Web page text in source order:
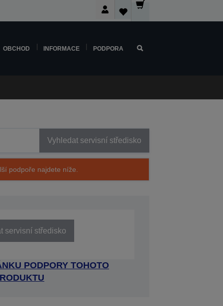
OBCHOD INFORMACE PODPORA
Vyhledat servisní středisko
podpoře najdete níže.
servisní středisko
PODPORY TOHOTO